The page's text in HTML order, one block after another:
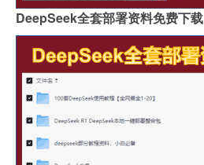
DeepSeek全套部署资料免费下载